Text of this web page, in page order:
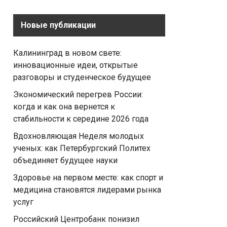
Новые публикации
Калининград в новом свете:
инновационные идеи, открытые
разговоры и студенческое будущее
Экономический перегрев России:
когда и как она вернется к
стабильности к середине 2026 года
Вдохновляющая Неделя молодых
ученых: как Петербургский Политех
объединяет будущее науки
Здоровье на первом месте: как спорт и
медицина становятся лидерами рынка
услуг
Российский Центробанк понизил